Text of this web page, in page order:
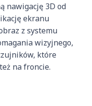
nawigację 3D od
ekranu
z systemu
wizyjnego,
które
na froncie.